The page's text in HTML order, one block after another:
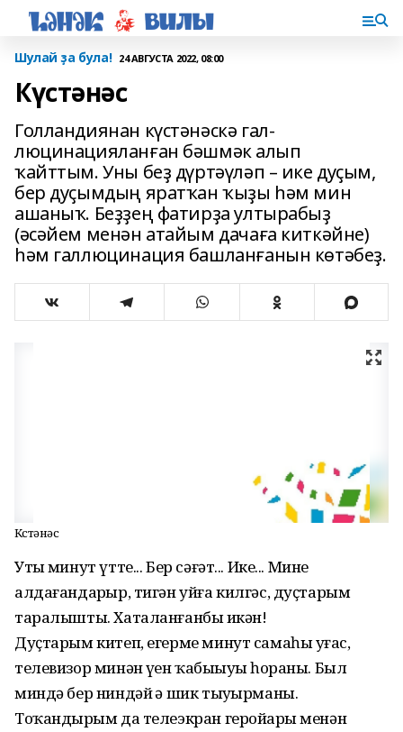
Шулай ҙа була! 24 АВГУСТА 2022, 08:00
Күстәнәс
Голландиянан күстәнәскә гал­
люцинацияланған бәшмәк алып
ҡайттым. Уны беҙ дүртәү­ләп – ике дуҫым,
бер дуҫымдың ярат­ҡан ҡыҙы һәм мин
ашаныҡ. Беҙ­ҙең фатирҙа ултырабыҙ
(әсәйем менән атайым дачаға киткәйне)
һәм галлюцинация башланғанын көтәбеҙ.
Күстәнәс
Утыҙ минут үтте... Бер сәғәт... Ике... Мине
алдағандар­ҙыр, тигән уйға килгәс, дуҫтарым
таралышты. Хаталанғанбыҙ икән!
Дуҫтарым китеп, егерме минут самаһы уҙғас,
телевизор минән үҙен ҡабыҙыуҙы һораны. Был
миндә бер ниндәй ҙә шик тыу­ҙыр­маны.
Тоҡандырҙым да телеэкран геройҙары менән